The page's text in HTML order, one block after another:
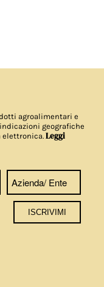
agroalimentari e
geografiche
elettronica.Leggi